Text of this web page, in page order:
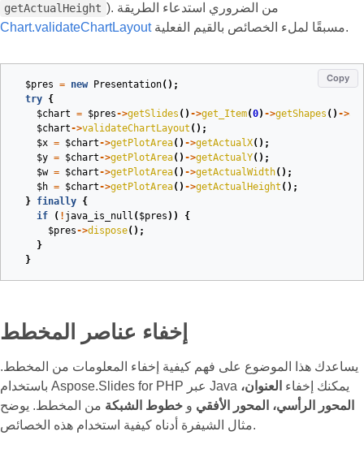
getActualHeight
). من الضروري استدعاء الطريقة
Chart.validateChartLayout
مسبقًا لملء الخصائص بالقيم الفعلية.
Copy
$pres = new Presentation();
try {
$chart = $pres->getSlides () ->get_Item(0) ->getShapes () ->
$chart->validateChartLayout ();
$x = $chart->getPlotArea() ->getActualX();
$y = $chart->getPlotArea() ->getActualY();
$w = $chart->getPlotArea() ->getActualWidth();
$h = $chart->getPlotArea() ->getActualHeight ();
} finally {
if
( ! java_is_null ( $pres ))
{
$pres->dispose();
}
}
إخفاء عناصر المخطط
يساعدك هذا الموضوع على فهم كيفية إخفاء المعلومات من المخطط.
باستخدام Aspose.Slides for PHP عبر Java يمكنك إخفاء العنوان،
المحور الرأسي، المحور الأفقي و خطوط الشبكة من المخطط. يوضح
مثال الشيفرة أدناه كيفية استخدام هذه الخصائص.